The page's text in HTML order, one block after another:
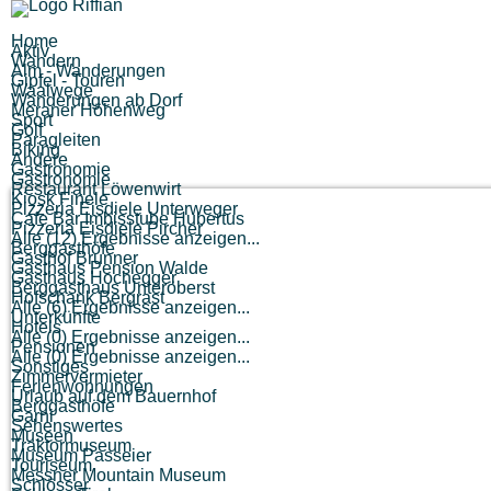
Home
Aktiv
Wandern
Alm - Wanderungen
Gipfel - Touren
Waalwege
Wanderungen ab Dorf
Meraner Höhenweg
Sport
Golf
Paragleiten
Biking
Andere
Gastronomie
Gastronomie
Restaurant Löwenwirt
Kiosk Finele
Pizzeria Eisdiele Unterweger
Cafe Bar Imbisstube Hubertus
Pizzeria Eisdiele Pircher
Alle (12) Ergebnisse anzeigen...
Berggasthöfe
Gasthof Brunner
Gasthaus Pension Walde
Gasthaus Hochegger
Berggasthaus Unteröberst
Hofschank Bergrast
Alle (6) Ergebnisse anzeigen...
Unterkünfte
Hotels
Alle (0) Ergebnisse anzeigen...
Pensionen
Alle (0) Ergebnisse anzeigen...
Sonstiges
Zimmervermieter
Ferienwohnungen
Urlaub auf dem Bauernhof
Berggasthöfe
Garni
Sehenswertes
Museen
Traktormuseum
Museum Passeier
Touriseum
Messner Mountain Museum
Schlösser